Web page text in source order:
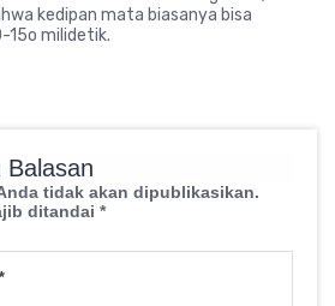
kedipan mata biasanya bisa
15o milidetik.
Balasan
tidak akan dipublikasikan.
ditandai *
*